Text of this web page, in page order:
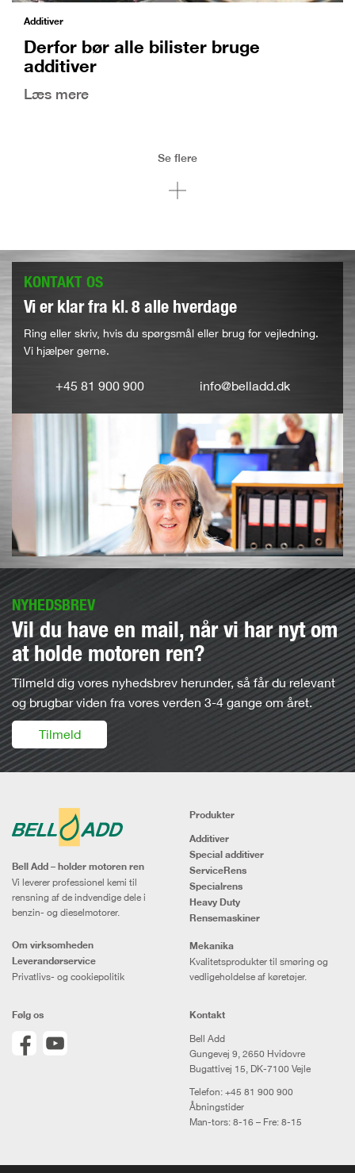
Additiver
Derfor bør alle bilister bruge
additiver
Læs mere
Se flere
KONTAKT OS
Vi er klar fra kl. 8 alle hverdage
Ring eller skriv, hvis du spørgsmål eller brug for vejledning.
Vi hjælper gerne.
+45 81 900 900 info@belladd.dk
NYHEDSBREV
Vil du have en mail, når vi har nyt om
at holde motoren ren?
Tilmeld dig vores nyhedsbrev herunder, så får du relevant
og brugbar viden fra vores verden 3-4 gange om året.
Tilmeld
Bell Add – holder motoren ren
Vi leverer professionel kemi til
rensning af de indvendige dele i
benzin- og dieselmotorer.
Om virksomheden
Leverandørservice
Privatlivs- og cookiepolitik
Produkter
Additiver
Special additiver
ServiceRens
Specialrens
Heavy Duty
Rensemaskiner
Mekanika
Kvalitetsprodukter til smøring og
vedligeholdelse af køretøjer.
Følg os Kontakt
Bell Add
Gungevej 9, 2650 Hvidovre
Bugattivej 15, DK-7100 Vejle
Telefon: +45 81 900 900
Åbningstider
Man-tors: 8-16 – Fre: 8-15